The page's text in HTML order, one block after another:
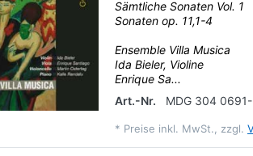
Sämtliche Sonaten Vol. 1
Sonaten op. 11,1-4
Ensemble Villa Musica
Ida Bieler, Violine
Enrique Sa...
Art.-Nr.
MDG 304
* Preise inkl. MwSt., zzgl.